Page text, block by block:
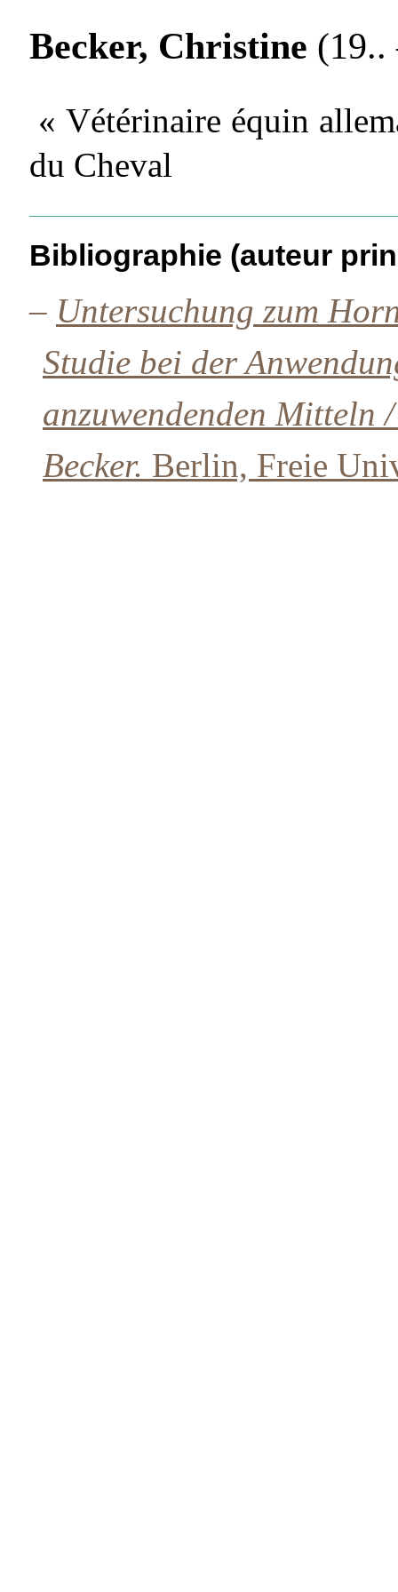
Becker, Christine (19..
« Vétérinaire équin
du Cheval
Bibliographie (auteur
– Untersuchung zum
Studie bei der
anzuwendenden Mitteln
Becker. Berlin, Freie